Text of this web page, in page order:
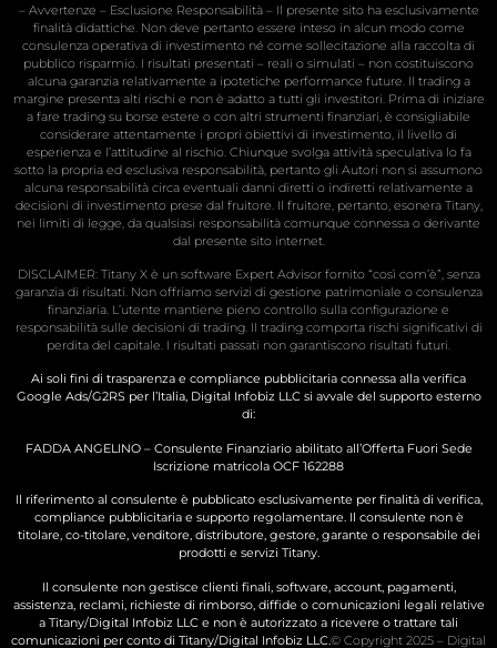
– Avvertenze – Esclusione Responsabilità – Il presente sito ha esclusivamente
finalità didattiche. Non deve pertanto essere inteso in alcun modo come
consulenza operativa di investimento né come sollecitazione alla raccolta di
pubblico risparmio. I risultati presentati – reali o simulati – non costituiscono
alcuna garanzia relativamente a ipotetiche performance future. Il trading a
margine presenta alti rischi e non è adatto a tutti gli investitori. Prima di iniziare
a fare trading su borse estere o con altri strumenti finanziari, è consigliabile
considerare attentamente i propri obiettivi di investimento, il livello di
esperienza e l’attitudine al rischio. Chiunque svolga attività speculativa lo fa
sotto la propria ed esclusiva responsabilità, pertanto gli Autori non si assumono
alcuna responsabilità circa eventuali danni diretti o indiretti relativamente a
decisioni di investimento prese dal fruitore. Il fruitore, pertanto, esonera Titany,
nei limiti di legge, da qualsiasi responsabilità comunque connessa o derivante
dal presente sito internet.
DISCLAIMER: Titany X è un software Expert Advisor fornito “così com’è”, senza
garanzia di risultati. Non offriamo servizi di gestione patrimoniale o consulenza
finanziaria. L’utente mantiene pieno controllo sulla configurazione e
responsabilità sulle decisioni di trading. Il trading comporta rischi significativi di
perdita del capitale. I risultati passati non garantiscono risultati futuri.
Ai soli fini di trasparenza e compliance pubblicitaria connessa alla verifica
Google Ads/G2RS per l’Italia, Digital Infobiz LLC si avvale del supporto esterno
di:
FADDA ANGELINO – Consulente Finanziario abilitato all’Offerta Fuori Sede
Iscrizione matricola OCF 162288
Il riferimento al consulente è pubblicato esclusivamente per finalità di verifica,
compliance pubblicitaria e supporto regolamentare. Il consulente non è
titolare, co-titolare, venditore, distributore, gestore, garante o responsabile dei
prodotti e servizi Titany.
Il consulente non gestisce clienti finali, software, account, pagamenti,
assistenza, reclami, richieste di rimborso, diffide o comunicazioni legali relative
a Titany/Digital Infobiz LLC e non è autorizzato a ricevere o trattare tali
comunicazioni per conto di Titany/Digital Infobiz LLC.© Copyright 2025 – Digital